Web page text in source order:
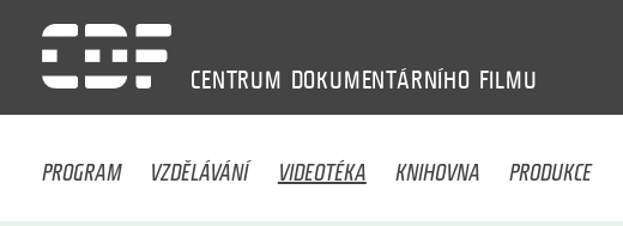
CENTRUM DOKUMENTÁRNÍHO FILMU
PROGRAM VZDĚLÁVÁNÍ VIDEOTÉKA KNIHOVNA PRODUKCE